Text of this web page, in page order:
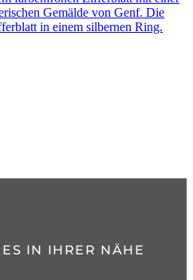
IN IHRER NÄHE